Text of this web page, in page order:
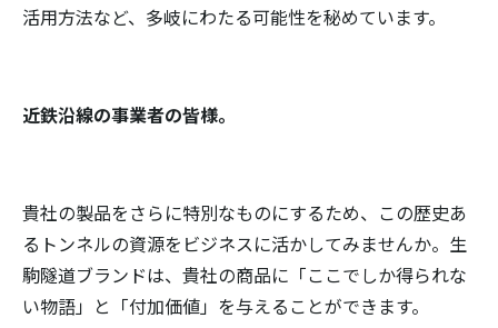
活用方法など、多岐にわたる可能性を秘めています。
近鉄沿線の事業者の皆様。
貴社の製品をさらに特別なものにするため、この歴史あ
るトンネルの資源をビジネスに活かしてみませんか。生
駒隧道ブランドは、貴社の商品に「ここでしか得られな
い物語」と「付加価値」を与えることができます。